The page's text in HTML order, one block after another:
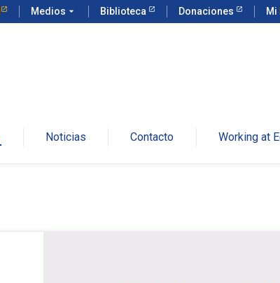
Medios arrow_drop_down Biblioteca Donaciones Mi
Noticias Contacto Working at